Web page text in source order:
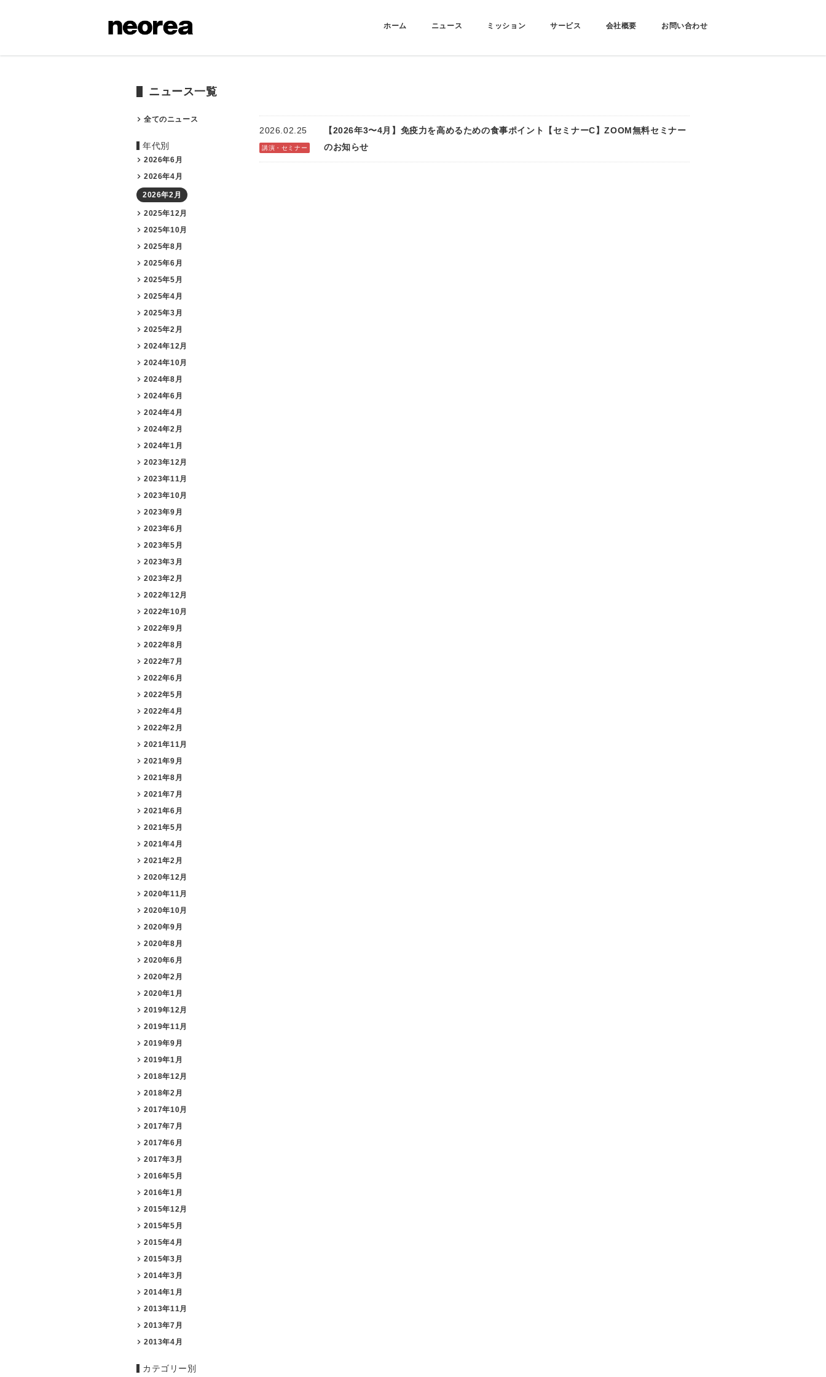
ホーム ニュース ミッション サービス 会社概要 お問い合わせ
ニュース一覧
2026.02.25
講演・セミナー
【2026年3〜4月】免疫力を高めるための食事ポイント【セミナーC】ZOOM無料セミナー
のお知らせ
全てのニュース
年代別
2026年6月
2026年4月
2026年2月
2025年12月
2025年10月
2025年8月
2025年6月
2025年5月
2025年4月
2025年3月
2025年2月
2024年12月
2024年10月
2024年8月
2024年6月
2024年4月
2024年2月
2024年1月
2023年12月
2023年11月
2023年10月
2023年9月
2023年6月
2023年5月
2023年3月
2023年2月
2022年12月
2022年10月
2022年9月
2022年8月
2022年7月
2022年6月
2022年5月
2022年4月
2022年2月
2021年11月
2021年9月
2021年8月
2021年7月
2021年6月
2021年5月
2021年4月
2021年2月
2020年12月
2020年11月
2020年10月
2020年9月
2020年8月
2020年6月
2020年2月
2020年1月
2019年12月
2019年11月
2019年9月
2019年1月
2018年12月
2018年2月
2017年10月
2017年7月
2017年6月
2017年3月
2016年5月
2016年1月
2015年12月
2015年5月
2015年4月
2015年3月
2014年3月
2014年1月
2013年11月
2013年7月
2013年4月
カテゴリー別